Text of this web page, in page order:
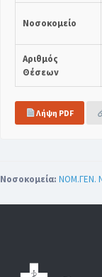
Νοσοκομείο
Αριθμός
Θέσεων
Λήψη PDF
Νοσοκομεία: ΝΟΜ.ΓΕΝ.